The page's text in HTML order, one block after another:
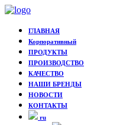
ГЛАВНАЯ
Корпоративный
ПРОДУКТЫ
ПРОИЗВОДСТВО
КАЧЕСТВО
НАШИ БРЕНДЫ
НОВОСТИ
КОНТАКТЫ
ru